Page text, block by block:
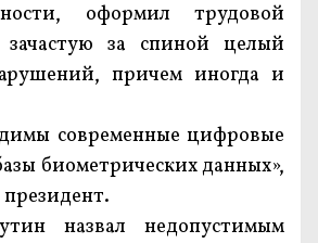
оформил трудовой
за спиной целый
причем иногда и
современные цифровые
биометрических данных»,
назвал недопустимым